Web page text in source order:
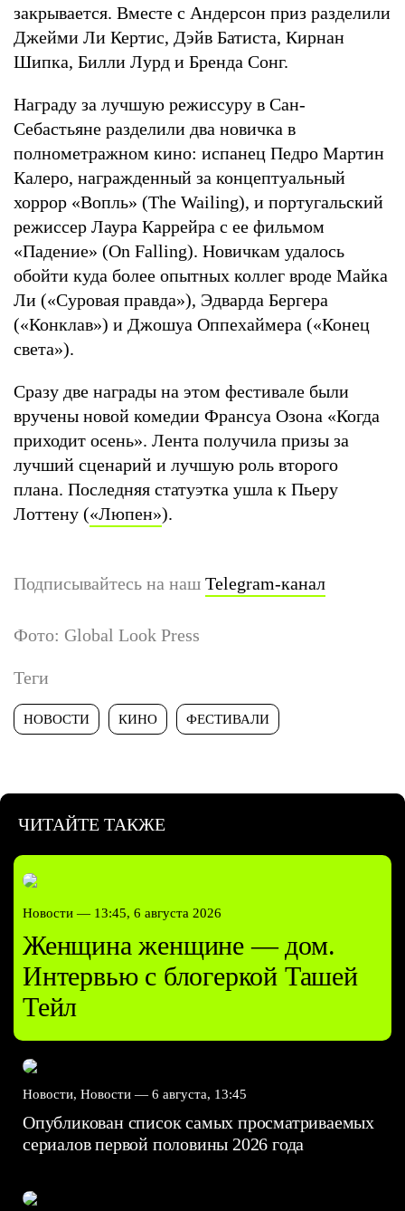
закрывается. Вместе с Андерсон приз разделили
Джейми Ли Кертис, Дэйв Батиста, Кирнан
Шипка, Билли Лурд и Бренда Сонг.
Награду за лучшую режиссуру в Сан-
Себастьяне разделили два новичка в
полнометражном кино: испанец Педро Мартин
Калеро, награжденный за концептуальный
хоррор «Вопль» (The Wailing), и португальский
режиссер Лаура Каррейра с ее фильмом
«Падение» (On Falling). Новичкам удалось
обойти куда более опытных коллег вроде Майка
Ли («Суровая правда»), Эдварда Бергера
(«Конклав») и Джошуа Оппехаймера («Конец
света»).
Сразу две награды на этом фестивале были
вручены новой комедии Франсуа Озона «Когда
приходит осень». Лента получила призы за
лучший сценарий и лучшую роль второго
плана. Последняя статуэтка ушла к Пьеру
Лоттену («Люпен»).
Подписывайтесь на наш Telegram-канал
Фото: Global Look Press
Теги
НОВОСТИ КИНО ФЕСТИВАЛИ
ЧИТАЙТЕ ТАКЖЕ
Новости — 13:45, 6 августа 2026
Женщина женщине — дом.
Интервью с блогеркой Ташей
Тейл
Новости, Новости — 6 августа, 13:45
Опубликован список самых просматриваемых
сериалов первой половины 2026 года